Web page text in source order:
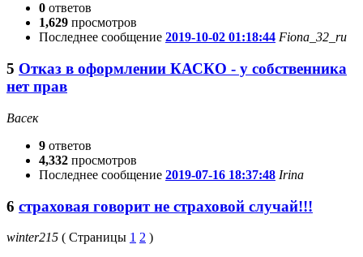
0 ответов
1,629 просмотров
Последнее сообщение 2019-10-02 01:18:44 Fiona_32_ru
5 Отказ в оформлении КАСКО - у собственника
нет прав
Васек
9 ответов
4,332 просмотров
Последнее сообщение 2019-07-16 18:37:48 Irina
6 страховая говорит не страховой случай!!!
winter215 ( Страницы 1 2 )